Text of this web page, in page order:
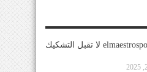
مصداقية elmaestrosport لا تقبل التشكيك